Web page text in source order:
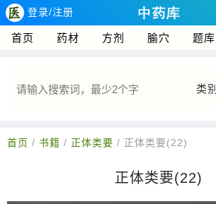
登录/注册
首页 药材 方剂 腧穴 题库
类别
首页 / 书籍 / 正体类要 / 正体类要(22)
正体类要(22)